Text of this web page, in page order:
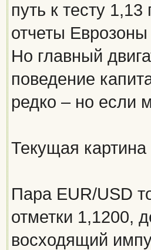
путь к тесту
отчеты
Но главный
поведение
редко – но если
Текущая
Пара EUR/USD
отметки 1,1200,
восходящий